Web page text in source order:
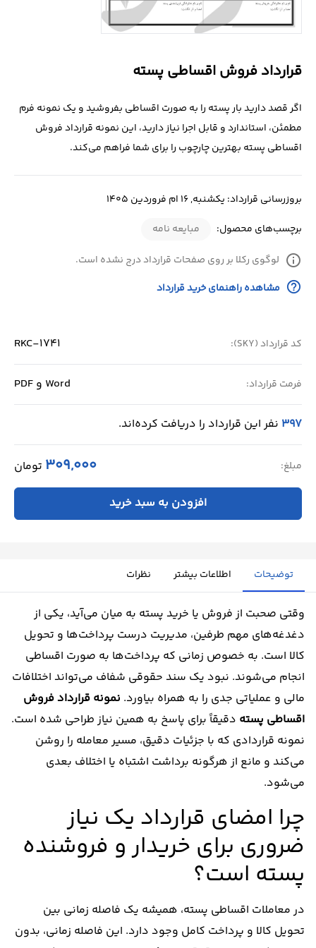
درباره
تماس
با
ما
قرارداد فروش اقساطی پسته
اگر قصد دارید بار پسته را به‌ صورت اقساطی بفروشید و یک نمونه فرم
مطمئن، استاندارد و قابل اجرا نیاز دارید، این نمونه قرارداد فروش
اقساطی پسته بهترین چارچوب را برای شما فراهم می‌کند.
بروزرسانی قرارداد: یکشنبه, 16 ام فروردین 1405
برچسب‌های محصول:
مبایعه نامه
info لوگوی رکلا بر روی صفحات قرارداد درج نشده است.
help_outline مشاهده راهنمای خرید قرارداد
کد قرارداد (SKY): RKC-1741
فرمت قرارداد: Word و PDF
397 نفر این قرارداد را دریافت کرده‌اند.
مبلغ: 309,000 تومان
افزودن به سبد خرید
توضیحات اطلاعات بیشتر نظرات
وقتی صحبت از فروش یا خرید پسته به میان می‌آید، یکی از
دغدغه‌های مهم طرفین، مدیریت درست پرداخت‌ها و تحویل
کالا است. به‌ خصوص زمانی که پرداخت‌ها به‌ صورت اقساطی
انجام می‌شوند. نبود یک سند حقوقی شفاف می‌تواند اختلافات
مالی و عملیاتی جدی را به همراه بیاورد. نمونه قرارداد فروش
اقساطی پسته دقیقاً برای پاسخ به همین نیاز طراحی شده است.
نمونه قراردادی که با جزئیات دقیق، مسیر معامله را روشن
می‌کند و مانع از هرگونه برداشت اشتباه یا اختلاف بعدی
می‌شود.
چرا امضای قرارداد یک نیاز
ضروری برای خریدار و فروشنده
پسته است؟
در معاملات اقساطی پسته، همیشه یک فاصله زمانی بین
تحویل کالا و پرداخت کامل وجود دارد. این فاصله زمانی، بدون